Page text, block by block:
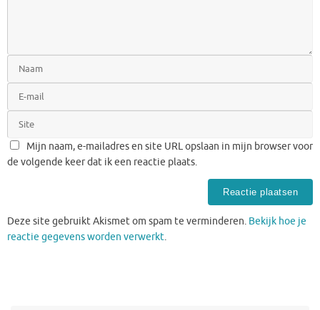
Mijn naam, e-mailadres en site URL opslaan in mijn browser voor
de volgende keer dat ik een reactie plaats.
Deze site gebruikt Akismet om spam te verminderen. Bekijk hoe je
reactie gegevens worden verwerkt.